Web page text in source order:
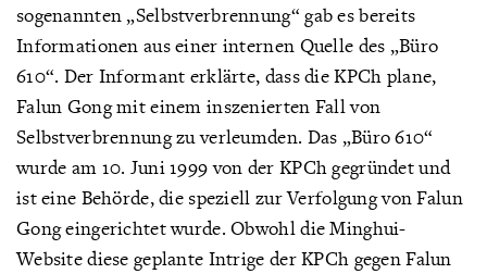
sogenannten „Selbstverbrennung“ gab es bereits
Informationen aus einer internen Quelle des „Büro
610“. Der Informant erklärte, dass die KPCh plane,
Falun Gong mit einem inszenierten Fall von
Selbstverbrennung zu verleumden. Das „Büro 610“
wurde am 10. Juni 1999 von der KPCh gegründet und
ist eine Behörde, die speziell zur Verfolgung von Falun
Gong eingerichtet wurde. Obwohl die Minghui-
Website diese geplante Intrige der KPCh gegen Falun